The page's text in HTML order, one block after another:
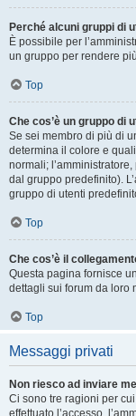
Perché alcuni gruppi di
È possibile per
un gruppo per rendere
Top
Che cos’è un gruppo di
Se sei membro di più di
determina il colore e
normali;
dal gruppo predefinito).
gruppo di utenti
Top
Che cos’è il
Questa pagina fornisce
dettagli sui forum da loro
Top
Messaggi privati
Non riesco ad inviare
Ci sono tre ragioni per
effettuato l’accesso,